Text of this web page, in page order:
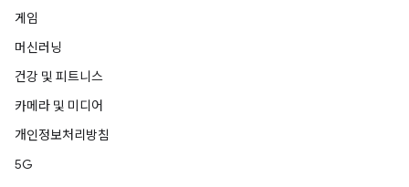
게임
머신러닝
건강 및 피트니스
카메라 및 미디어
개인정보처리방침
5G